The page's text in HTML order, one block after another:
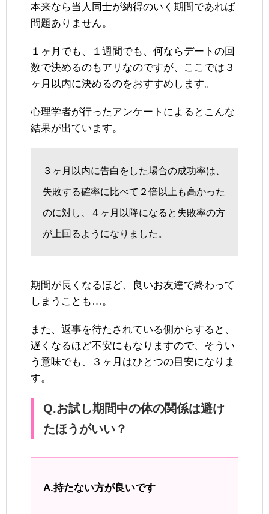
本来なら当人同士が納得のいく期間であれば
問題ありません。
１ヶ月でも、１週間でも、何ならデートの回
数で決めるのもアリなのですが、ここでは３
ヶ月以内に決めるのをおすすめします。
心理学者が行ったアンケートによるとこんな
結果が出ています。
３ヶ月以内に告白をした場合の成功率は、
失敗する確率に比べて２倍以上も高かった
のに対し、４ヶ月以降になると失敗率の方
が上回るようになりました。
期間が長くなるほど、良いお友達で終わって
しまうことも…。
また、返事を待たされている側からすると、
遅くなるほど不安にもなりますので、そうい
う意味でも、３ヶ月はひとつの目安になりま
す。
Q.お試し期間中の体の関係は避け
たほうがいい？
A.持たない方が良いです